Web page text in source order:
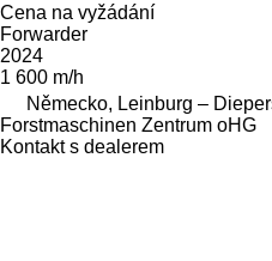
Cena na vyžádání
Forwarder
2024
1 600 m/h
Německo, Leinburg –
Forstmaschinen Zentrum oHG
Kontakt s dealerem